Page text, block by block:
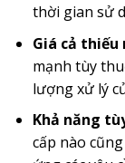
thời gian sử
Giá cả thiếu
mạnh tùy
lượng xử lý
Khả năng
cấp nào